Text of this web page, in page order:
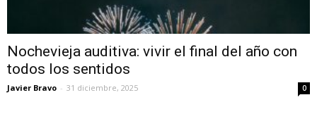
Nochevieja auditiva: vivir el final del año con
todos los sentidos
Javier Bravo - 31 diciembre, 2025 0